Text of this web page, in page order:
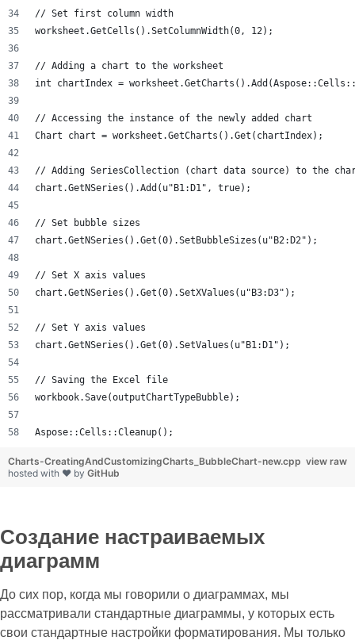
// Set first column width
worksheet.GetCells().SetColumnWidth(0, 12);
// Adding a chart to the worksheet
int chartIndex =
// Accessing the instance of the newly added chart
Chart chart = worksheet.GetCharts().Get(chartIndex);
// Adding SeriesCollection (chart data source) to the
chart.GetNSeries().Add(u"B1:D1", true);
// Set bubble sizes
chart.GetNSeries().Get(0).SetBubbleSizes(u"B2:D2");
// Set X axis values
chart.GetNSeries().Get(0).SetXValues(u"B3:D3");
// Set Y axis values
chart.GetNSeries().Get(0).SetValues(u"B1:D1");
// Saving the Excel file
workbook.Save(outputChartTypeBubble);
Aspose::Cells::Cleanup();
view raw
Charts-CreatingAndCustomizingCharts_BubbleChart-new.cpp
hosted with ❤ by GitHub
Создание настраиваемых
диаграмм
До сих пор, когда мы говорили о диаграммах, мы
рассматривали стандартные диаграммы, у которых есть
свои стандартные настройки форматирования. Мы только